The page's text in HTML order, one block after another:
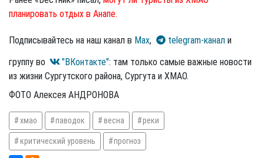
планировать отдых в Анапе.
Подписывайтесь на наш канал в Max, telegram-канал и
группу во
"ВКонтакте": там только самые важные новости
из жизни Сургутского района, Сургута и ХМАО.
ФОТО Алексея АНДРОНОВА
хмао паводок весна реки
критический уровень прогноз